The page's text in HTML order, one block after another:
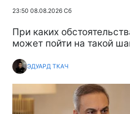
23:50 08.08.2026 Сб
При каких
может пойти на такой
ЭДУАРД ТКАЧ